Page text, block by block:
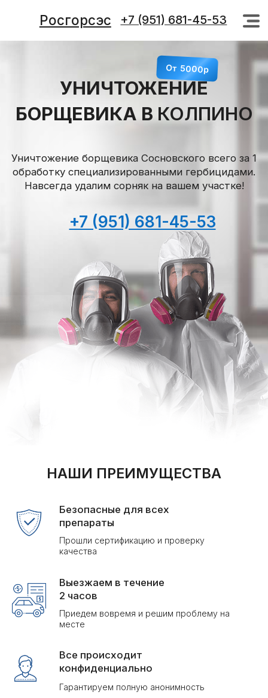
Росгорсэс +7 (951) 681-45-53
+7 (951) 681-45-53
Уничтожение борщевика Сосновского всего за 1
обработку специализированными гербицидами.
+7 (951) 681-45-53
БОРЩЕВИКА ВКОЛПИНО
НАШИ ПРЕИМУЩЕСТВА
Официальная
гарантия
Честные цены при высоком качестве услуг
Доступная
Все происходит
конфиденциально